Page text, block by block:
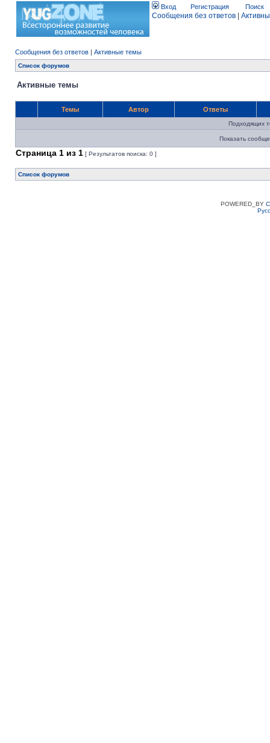
Вход Регистрация Поиск
Сообщения без ответов
Сообщения без ответов | Активные темы
Список форумов
Активные темы
Темы Автор Ответы
Подходящих
Показать
Страница 1 из 1 [ Результатов поиска: 0 ]
Список форумов
POWERED_BY